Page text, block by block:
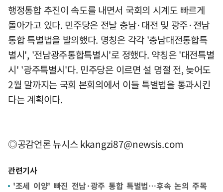
행정통합 추진이 속도를 내면서 국회의 시계도 빠르게
돌아가고 있다. 민주당은 전날 충남·대전 및 광주·전남
통합 특별법을 발의했다. 명칭은 각각 '충남대전통합특
별시', '전남광주통합특별시'로 정했다. 약칭은 '대전특별
시' '광주특별시'다. 민주당은 이르면 설 명절 전, 늦어도
2월 말까지는 국회 본회의에서 이들 특별법을 통과시킨
다는 계획이다.
◎공감언론 뉴시스kkangzi87@newsis.com
관련기사
'조세 이양' 빠진 전남·광주 통합 특벌법…후속 논의 주목